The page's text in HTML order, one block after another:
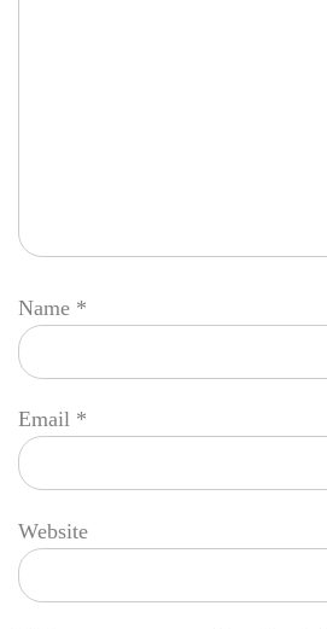
Name *
Email *
Website